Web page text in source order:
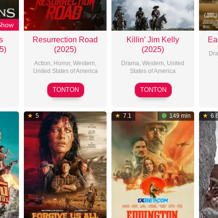
Resurrection Road
(2025)
Action, Horror, Western,
United States of America
2025-
06-
TONTON
Killin’ Jim Kelly
(2025)
Drama, Western, United
States of America
2025-
01-
TONTON
5 7.1 149 min